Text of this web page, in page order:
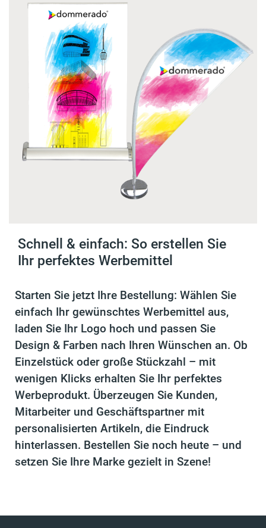
Schnell & einfach: So erstellen Sie
Ihr perfektes Werbemittel
Starten Sie jetzt Ihre Bestellung: Wählen Sie
einfach Ihr gewünschtes Werbemittel aus,
laden Sie Ihr Logo hoch und passen Sie
Design & Farben nach Ihren Wünschen an. Ob
Einzelstück oder große Stückzahl – mit
wenigen Klicks erhalten Sie Ihr perfektes
Werbeprodukt. Überzeugen Sie Kunden,
Mitarbeiter und Geschäftspartner mit
personalisierten Artikeln, die Eindruck
hinterlassen. Bestellen Sie noch heute – und
setzen Sie Ihre Marke gezielt in Szene!